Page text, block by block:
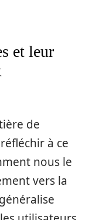
et leur
de
à ce
nous le
vers la